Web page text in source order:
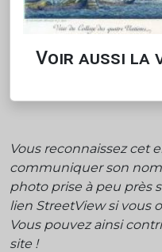
Voir aussi la
Vous reconnaissez cet
communiquer son
photo prise à peu près
lien StreetView si vous
Vous pouvez ainsi
site !